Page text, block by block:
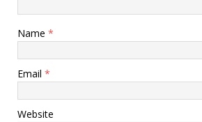
Name *
Email *
Website